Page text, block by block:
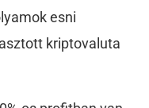
esni
kriptovaluta